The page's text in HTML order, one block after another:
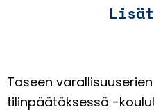
Taseen
tilinpäätöksessä -